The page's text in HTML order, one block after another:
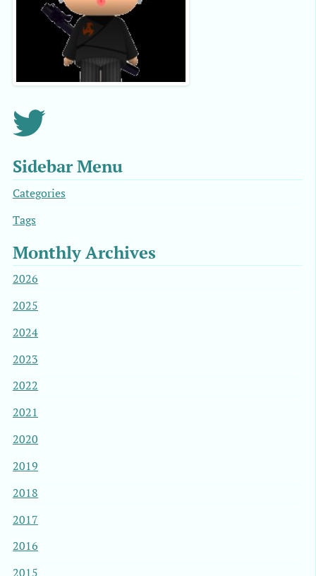
Sidebar Menu
Categories
Tags
Monthly Archives
2026
2025
2024
2023
2022
2021
2020
2019
2018
2017
2016
2015